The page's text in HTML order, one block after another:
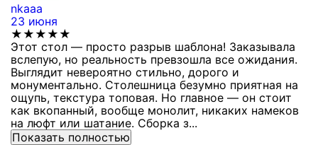
nkaaa
23 июня
★★★★★
Этот стол — просто разрыв шаблона! Заказывала
вслепую, но реальность превзошла все ожидания.
Выглядит невероятно стильно, дорого и
монументально. Столешница безумно приятная на
ощупь, текстура топовая. Но главное — он стоит
как вкопанный, вообще монолит, никаких намеков
на люфт или шатание. Сборка з...
Показать полностью